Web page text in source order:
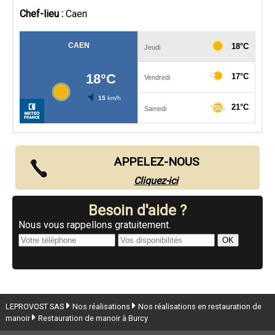
Chef-lieu : Caen
APPELEZ-NOUS
Cliquez-ici
Besoin d'aide ?
Nous vous rappellons gratuitement.
LEPROVOST SAS Nos réalisations
Nos réalisations en restauration de
manoir
Restauration de manoir à Burcy